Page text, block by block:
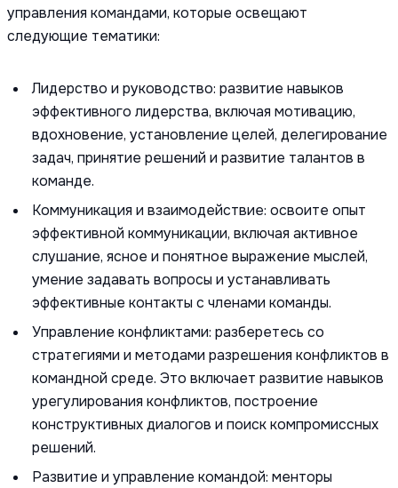
управления командами, которые освещают
следующие тематики:
Лидерство и руководство: развитие навыков
эффективного лидерства, включая мотивацию,
вдохновение, установление целей, делегирование
задач, принятие решений и развитие талантов в
команде.
Коммуникация и взаимодействие: освоите опыт
эффективной коммуникации, включая активное
слушание, ясное и понятное выражение мыслей,
умение задавать вопросы и устанавливать
эффективные контакты с членами команды.
Управление конфликтами: разберетесь со
стратегиями и методами разрешения конфликтов в
командной среде. Это включает развитие навыков
урегулирования конфликтов, построение
конструктивных диалогов и поиск компромиссных
решений.
Развитие и управление командой: менторы